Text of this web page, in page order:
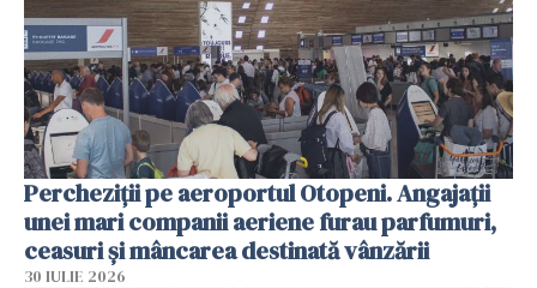
Percheziții pe aeroportul Otopeni. Angajații
unei mari companii aeriene furau parfumuri,
ceasuri și mâncarea destinată vânzării
30 IULIE 2026